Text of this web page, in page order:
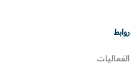
روابط
الفعاليات